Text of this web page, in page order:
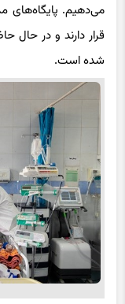
می‌دهیم. پایگاه‌های
قرار دارند و در حال
شده است.